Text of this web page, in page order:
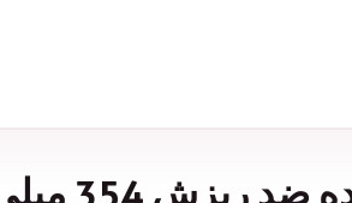
354 میلی لیتر